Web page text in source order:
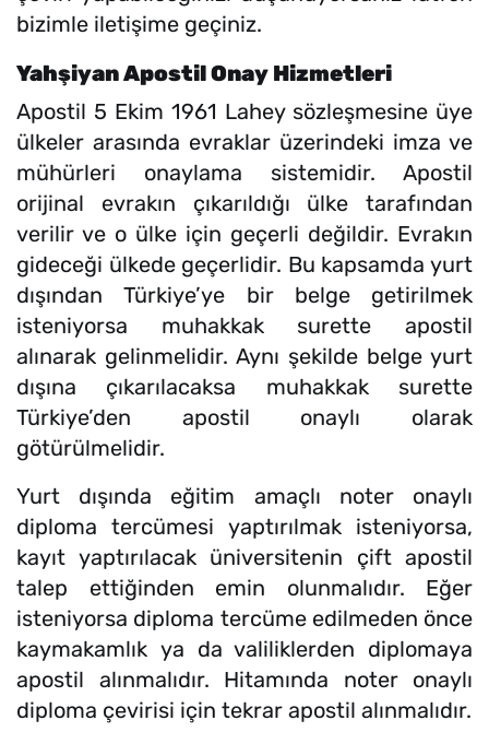
bizimle iletişime geçiniz.
Yahşiyan Apostil Onay Hizmetleri
Apostil 5 Ekim 1961 Lahey sözleşmesine üye
ülkeler arasında evraklar üzerindeki imza ve
mühürleri onaylama sistemidir. Apostil
orijinal evrakın çıkarıldığı ülke tarafından
verilir ve o ülke için geçerli değildir. Evrakın
gideceği ülkede geçerlidir. Bu kapsamda yurt
dışından Türkiye’ye bir belge getirilmek
isteniyorsa muhakkak surette apostil
alınarak gelinmelidir. Aynı şekilde belge yurt
dışına çıkarılacaksa muhakkak surette
Türkiye’den apostil onaylı olarak
götürülmelidir.
Yurt dışında eğitim amaçlı noter onaylı
diploma tercümesi yaptırılmak isteniyorsa,
kayıt yaptırılacak üniversitenin çift apostil
talep ettiğinden emin olunmalıdır. Eğer
isteniyorsa diploma tercüme edilmeden önce
kaymakamlık ya da valiliklerden diplomaya
apostil alınmalıdır. Hitamında noter onaylı
diploma çevirisi için tekrar apostil alınmalıdır.